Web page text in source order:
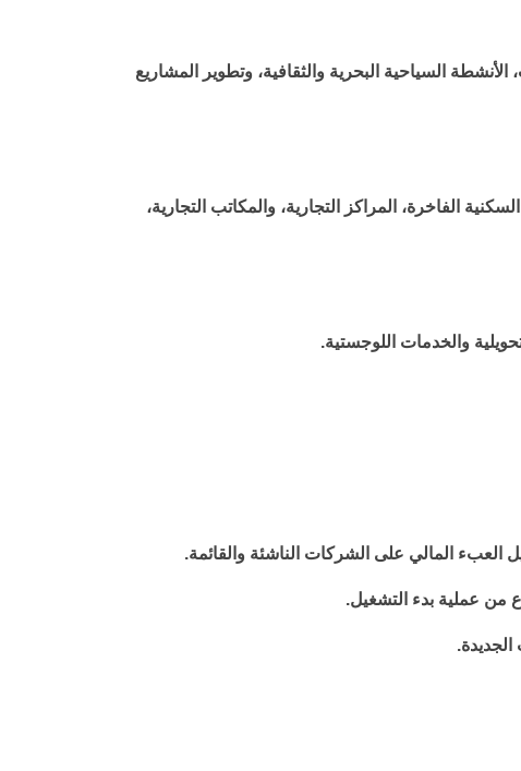
السياحية البحرية والثقافية، وتطوير المشاريع
الفاخرة، المراكز التجارية، والمكاتب التجارية،
والخدمات اللوجستية.
المالي على الشركات الناشئة والقائمة.
عملية بدء التشغيل.